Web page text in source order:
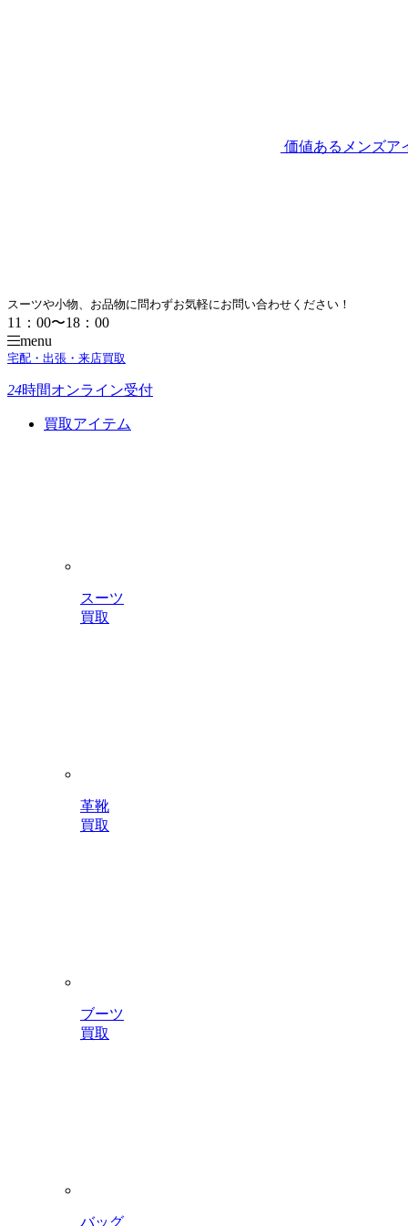
価値あるメンズア
スーツや小物、お品物に問わずお気軽にお問い合わせください！
11：00〜18：00
menu
宅配・出張・来店買取
24時間オンライン受付
買取アイテム
スーツ
買取
革靴
買取
ブーツ
買取
バッグ